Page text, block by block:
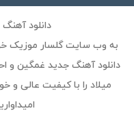
دانلود آهنگ
به وب سایت گلسار موزیک
دانلود آهنگ جدید غمگین و